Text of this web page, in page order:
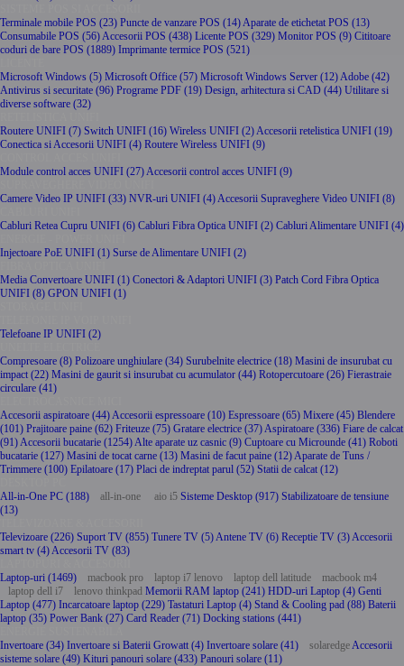
Terminale mobile POS (23) Puncte de vanzare POS (14)Aparate de etichetat POS (13)
Consumabile POS (56)Accesorii POS (438) Licente POS (329) Monitor POS (9) Cititoare
coduri de bare POS (1889) Imprimante termice POS (521)
Microsoft Windows (5) Microsoft Office (57) Microsoft Windows Server (12)Adobe (42)
Antivirus si securitate (96) Programe PDF (19) Design, arhitectura si CAD (44) Utilitare si
diverse software (32)
Routere UNIFI (7) Switch UNIFI (16) Wireless UNIFI (2)Accesorii retelistica UNIFI (19)
Conectica si Accesorii UNIFI (4) Routere Wireless UNIFI (9)
Module control acces UNIFI (27)Accesorii control acces UNIFI (9)
Camere Video IP UNIFI (33) NVR-uri UNIFI (4)Accesorii Supraveghere Video UNIFI (8)
Cabluri Retea Cupru UNIFI (6) Cabluri Fibra Optica UNIFI (2) Cabluri Alimentare UNIFI (4)
Injectoare PoE UNIFI (1) Surse de Alimentare UNIFI (2)
Media Convertoare UNIFI (1) Conectori & Adaptori UNIFI (3) Patch Cord Fibra Optica
UNIFI (8) GPON UNIFI (1)
Telefoane IP UNIFI (2)
Compresoare (8) Polizoare unghiulare (34) Surubelnite electrice (18) Masini de insurubat cu
impact (22) Masini de gaurit si insurubat cu acumulator (44) Rotopercutoare (26) Fierastraie
circulare (41)
Accesorii aspiratoare (44)Accesorii espressoare (10) Espressoare (65) Mixere (45) Blendere
(101) Prajitoare paine (62) Friteuze (75) Gratare electrice (37)Aspiratoare (336) Fiare de calcat
(91)Accesorii bucatarie (1254)Alte aparate uz casnic (9) Cuptoare cu Microunde (41) Roboti
bucatarie (127) Masini de tocat carne (13) Masini de facut paine (12)Aparate de Tuns /
Trimmere (100) Epilatoare (17) Placi de indreptat parul (52) Statii de calcat (12)
All-in-One PC (188)
all-in-one aio i5 Sisteme Desktop (917) Stabilizatoare de tensiune
(13)
Televizoare (226) Suport TV (855) Tunere TV (5)Antene TV (6) Receptie TV (3)Accesorii
smart tv (4)Accesorii TV (83)
Laptop-uri (1469)
macbook pro laptop i7 lenovo laptop dell latitude
macbook m4
laptop dell i7
lenovo thinkpad Memorii RAM laptop (241) HDD-uri Laptop (4) Genti
Laptop (477) Incarcatoare laptop (229) Tastaturi Laptop (4) Stand & Cooling pad (88) Baterii
laptop (35) Power Bank (27) Card Reader (71) Docking stations (441)
Invertoare (34) Invertoare si Baterii Growatt (4) Invertoare solare (41) solaredgeAccesorii
sisteme solare (49) Kituri panouri solare (433) Panouri solare (11)